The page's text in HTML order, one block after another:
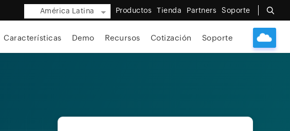
América Latina Productos Tienda Partners Soporte
Características Demo Recursos Cotización Soporte